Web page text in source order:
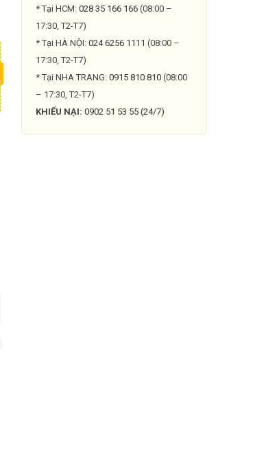
* Tại HCM: 028 35 166 166 (08:00 –
17:30, T2-T7)
* Tại HÀ NỘI: 024 6256 1111 (08:00 –
17:30, T2-T7)
* Tại NHA TRANG: 0915 810 810 (08:00
– 17:30, T2-T7)
KHIẾU NẠI: 0902 51 53 55 (24/7)